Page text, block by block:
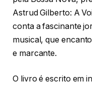
Astrud Gilberto: A
conta a fascinante
musical, que
e marcante.
O livro é escrito em